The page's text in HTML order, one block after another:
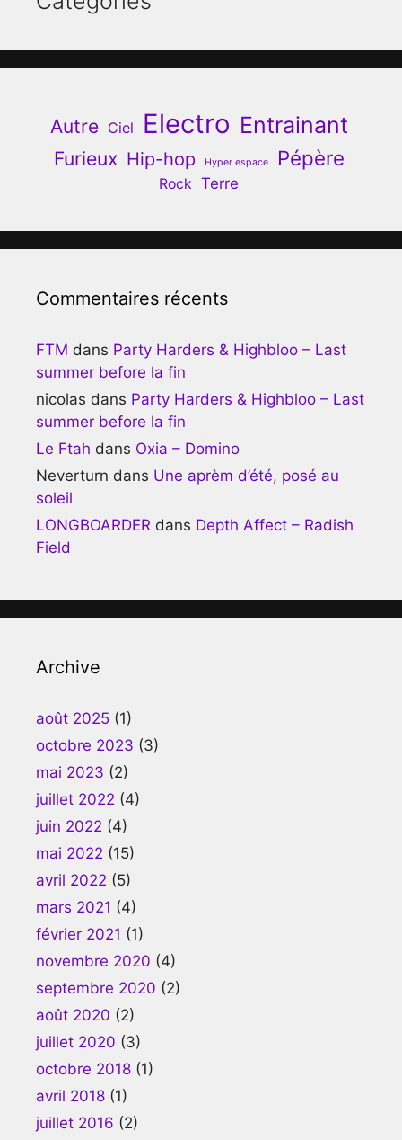
Autre Ciel Electro Entrainant
Furieux Hip-hop Hyper espace Pépère
Rock Terre
Commentaires récents
FTM dans Party Harders & Highbloo – Last
summer before la fin
nicolas dans Party Harders & Highbloo – Last
summer before la fin
Le Ftah dans Oxia – Domino
Neverturn dans Une aprèm d’été, posé au
soleil
LONGBOARDER dans Depth Affect – Radish
Field
Archive
août 2025 (1)
octobre 2023 (3)
mai 2023 (2)
juillet 2022 (4)
juin 2022 (4)
mai 2022 (15)
avril 2022 (5)
mars 2021 (4)
février 2021 (1)
novembre 2020 (4)
septembre 2020 (2)
août 2020 (2)
juillet 2020 (3)
octobre 2018 (1)
avril 2018 (1)
juillet 2016 (2)